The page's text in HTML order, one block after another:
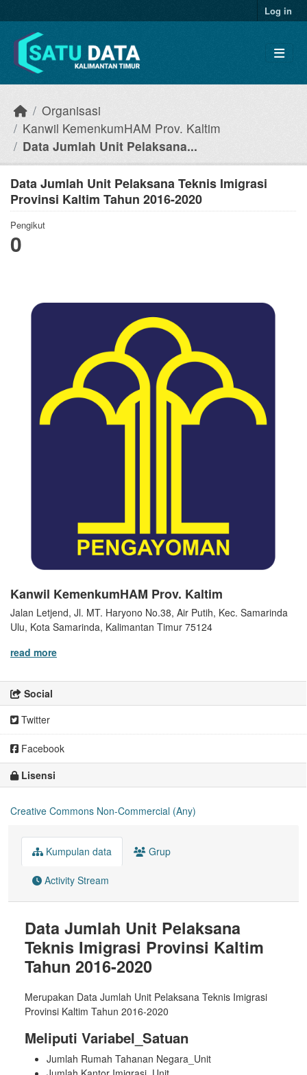
Log in
Organisasi
Kanwil KemenkumHAM Prov. Kaltim
Data Jumlah Unit Pelaksana...
Data Jumlah Unit Pelaksana Teknis Imigrasi
Provinsi Kaltim Tahun 2016-2020
Pengikut
0
Kanwil KemenkumHAM Prov. Kaltim
Jalan Letjend, Jl. MT. Haryono No.38, Air Putih, Kec. Samarinda
Ulu, Kota Samarinda, Kalimantan Timur 75124
read more
Social
Twitter
Facebook
Lisensi
Creative Commons Non-Commercial (Any)
Kumpulan data Grup
Activity Stream
Data Jumlah Unit Pelaksana
Teknis Imigrasi Provinsi Kaltim
Tahun 2016-2020
Merupakan Data Jumlah Unit Pelaksana Teknis Imigrasi
Provinsi Kaltim Tahun 2016-2020
Meliputi Variabel_Satuan
Jumlah Rumah Tahanan Negara_Unit